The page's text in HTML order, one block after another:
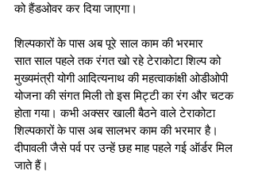
को हैंडओवर कर दिया जाएगा।
शिल्पकारों के पास अब पूरे साल काम की भरमार
सात साल पहले तक रंगत खो रहे टेराकोटा शिल्प को
मुख्यमंत्री योगी आदित्यनाथ की महत्वाकांक्षी ओडीओपी
योजना की संगत मिली तो इस मिट्टी का रंग और चटक
होता गया। कभी अक्सर खाली बैठने वाले टेराकोटा
शिल्पकारों के पास अब सालभर काम की भरमार है।
दीपावली जैसे पर्व पर उन्हें छह माह पहले गई ऑर्डर मिल
जाते हैं।